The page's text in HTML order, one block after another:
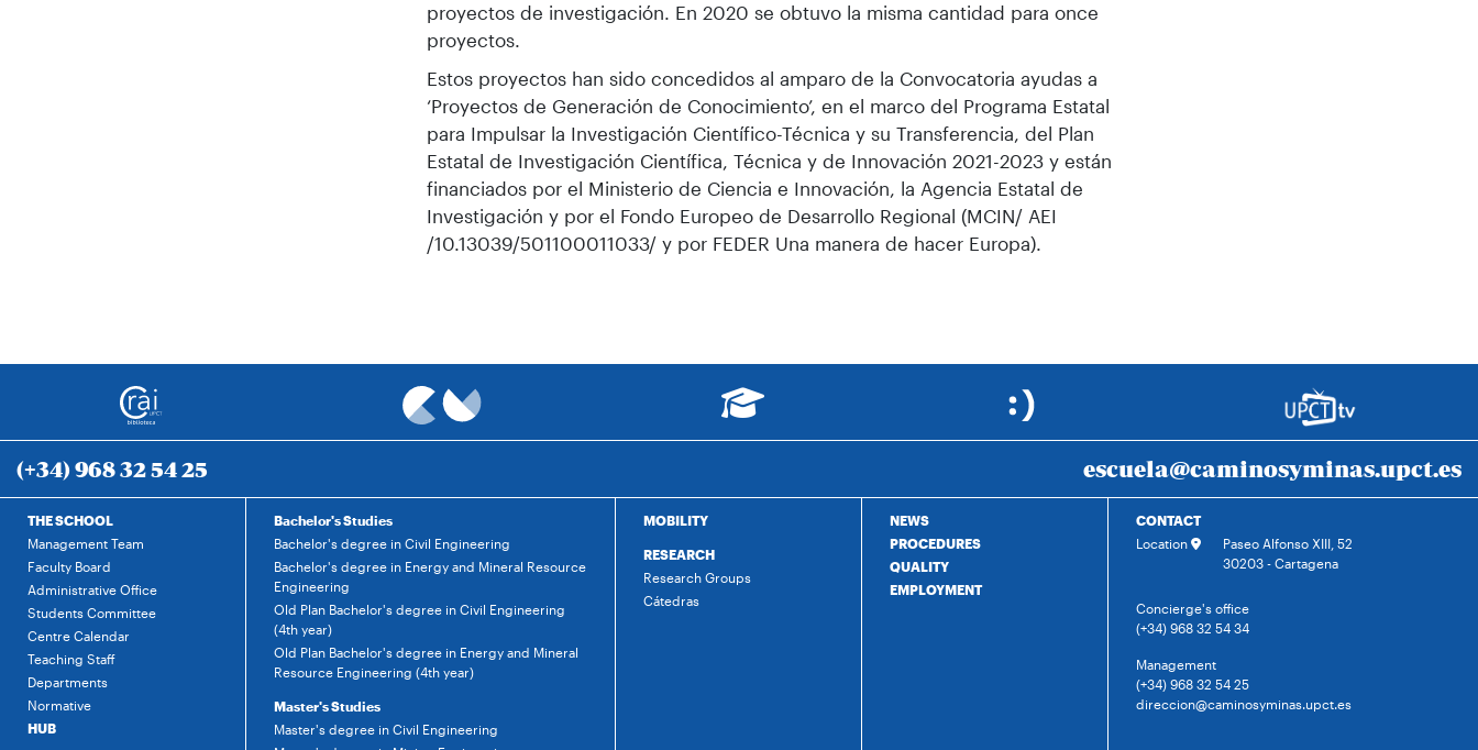
proyectos de investigación. En 2020 se obtuvo la misma cantidad para once
proyectos.
Estos proyectos han sido concedidos al amparo de la Convocatoria ayudas a
‘Proyectos de Generación de Conocimiento’, en el marco del Programa Estatal
para Impulsar la Investigación Científico-Técnica y su Transferencia, del Plan
Estatal de Investigación Científica, Técnica y de Innovación 2021-2023 y están
financiados por el Ministerio de Ciencia e Innovación, la Agencia Estatal de
Investigación y por el Fondo Europeo de Desarrollo Regional (MCIN/ AEI
/10.13039/501100011033/ y por FEDER Una manera de hacer Europa).
(+34) 968 32 54 25 escuela@caminosyminas.upct.es
THE SCHOOL
Management Team
Faculty Board
Administrative Office
Students Committee
Centre Calendar
Teaching Staff
Departments
Normative
HUB
Bachelor's Studies
Bachelor's degree in Civil Engineering
Bachelor's degree in Energy and Mineral Resource
Engineering
Old Plan Bachelor's degree in Civil Engineering
(4th year)
Old Plan Bachelor's degree in Energy and Mineral
Resource Engineering (4th year)
Master's Studies
Master's degree in Civil Engineering
MOBILITY
RESEARCH
Research Groups
Cátedras
NEWS
PROCEDURES
QUALITY
EMPLOYMENT
CONTACT
Location
Paseo Alfonso XIII, 52
30203 - Cartagena
Concierge's office
(+34) 968 32 54 34
Management
(+34) 968 32 54 25
direccion@caminosyminas.upct.es